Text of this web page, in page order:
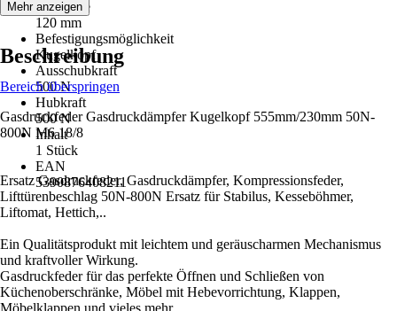
Hublänge
120 mm
Befestigungsmöglichkeit
Kugelkopf
Ausschubkraft
500 N
Hubkraft
500 N
Inhalt
1 Stück
EAN
5390876408211
Mehr anzeigen
Beschreibung
Bereich überspringen
Gasdruckfeder Gasdruckdämpfer Kugelkopf 555mm/230mm 50N-
800N M6 18/8
Ersatz Gasdruckfeder, Gasdruckdämpfer, Kompressionsfeder,
Lifttürenbeschlag 50N-800N Ersatz für Stabilus, Kesseböhmer,
Liftomat, Hettich,..
Ein Qualitätsprodukt mit leichtem und geräuscharmen Mechanismus
und kraftvoller Wirkung.
Gasdruckfeder für das perfekte Öffnen und Schließen von
Küchenoberschränke, Möbel mit Hebevorrichtung, Klappen,
Möbelklappen und vieles mehr.